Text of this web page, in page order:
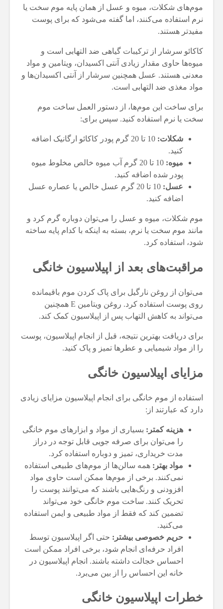
موم‌های شکلات، میوه و عسل از همان پایه موم سخت یا
نرم استفاده می‌کنند، اما گفته می‌شود که برای پوست
مفیدتر هستند.
کاکائو سرشار از ترکیبات گیاهی ضد التهابی است و
میوه‌ها حاوی مقدار زیادی آنتی اکسیدان، ویتامین و مواد
معدنی هستند. عسل همچنین سرشار از آنتی اکسیدان‌ها و
مواد مغذی ضد التهابی است.
برای ساخت این موم‌ها، از دستور العمل ساخت موم
سخت یا نرم استفاده کنید. سپس برای:
شکلات:
10 تا 20 گرم پودر کاکائو ارگانیک اضافه
کنید.
میوه:
10 تا 20 گرم آب میوه خالص مخلوط میوه
پودر شده اضافه کنید.
عسل:
10 تا 20 گرم عسل خالص یا عصاره عسل
اضافه کنید.
موم شکلات، میوه و عسل را می‌توان دوباره گرم کرد و
مانند موم سخت یا نرم، بسته به اینکه با کدام پایه ساخته
شود، استفاده کرد.
مراقبت‌های بعد از اپیلاسیون خانگی
می‌توان از روغن نارگیل برای پاک کردن موم باقیمانده
روی پوست استفاده کرد. روغن ویتامین E همچنین
می‌تواند به کاهش التهاب پس از اپیلاسیون کمک کند.
برای دریافت بهترین نتیجه، قبل از انجام اپیلاسیون، پوست
را از مواد شیمیایی و عطرها تمیز و پاک کنید.
مزایای اپیلاسیون خانگی
استفاده از موم خانگی برای انجام اپیلاسیون مزایای زیادی
دارد که عبارتند از:
هزینه کمتر: بسیاری از مواد و ابزارهای موم خانگی
را می‌توان برای صرفه جویی قابل توجه در دراز
مدت خریداری، تمیز و دوباره استفاده کرد.
مواد بهتر: همه سالن‌ها از موم‌های طبیعی استفاده
نمی‌کنند. برخی از موم‌ها ممکن است حاوی مواد
افزودنی و رنگ‌هایی باشند که می‌توانند پوست را
تحریک کنند. ساخت موم خانگی خود می‌تواند
تضمین کند که فقط از مواد طبیعی و ایمن استفاده
می‌کنید.
حریم خصوصی بیشتر: حتی اگر اپیلاسیون توسط
افراد حرفه‌ای انجام شود، برخی افراد ممکن است
احساس خجالت داشته باشند. انجام اپیلاسیون در
خانه این احساس را از بین می‌برد.
خطرات اپیلاسیون خانگی